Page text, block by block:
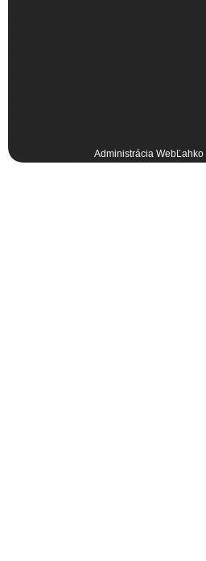
Administrácia WebĽahko|